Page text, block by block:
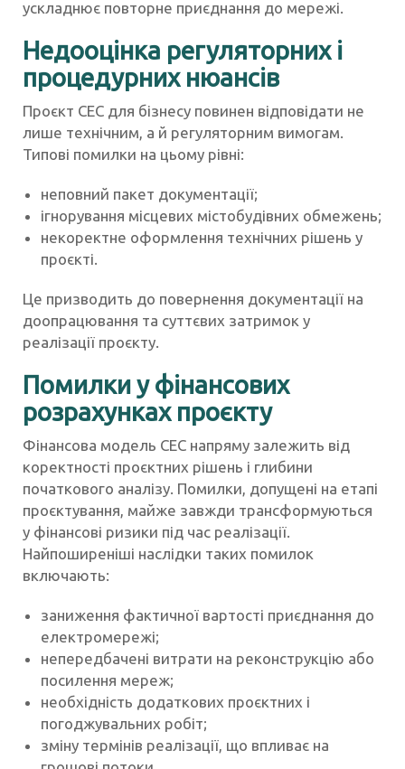
ускладнює повторне приєднання до мережі.
Недооцінка регуляторних і
процедурних нюансів
Проєкт СЕС для бізнесу повинен відповідати не
лише технічним, а й регуляторним вимогам.
Типові помилки на цьому рівні:
неповний пакет документації;
ігнорування місцевих містобудівних обмежень;
некоректне оформлення технічних рішень у
проєкті.
Це призводить до повернення документації на
доопрацювання та суттєвих затримок у
реалізації проєкту.
Помилки у фінансових
розрахунках проєкту
Фінансова модель СЕС напряму залежить від
коректності проєктних рішень і глибини
початкового аналізу. Помилки, допущені на етапі
проєктування, майже завжди трансформуються
у фінансові ризики під час реалізації.
Найпоширеніші наслідки таких помилок
включають:
заниження фактичної вартості приєднання до
електромережі;
непередбачені витрати на реконструкцію або
посилення мереж;
необхідність додаткових проєктних і
погоджувальних робіт;
зміну термінів реалізації, що впливає на